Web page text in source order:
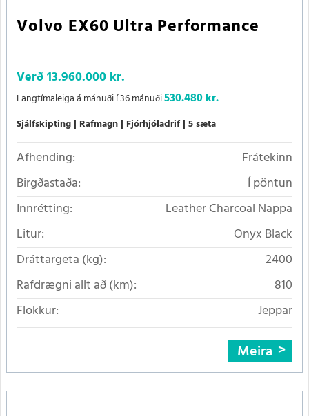
Volvo EX60 Ultra Performance
Verð13.960.000 kr.
Langtímaleiga á mánuði í 36 mánuði530.480 kr.
Sjálfskipting Rafmagn Fjórhjóladrif 5 sæta
Afhending:
Frátekinn
Birgðastaða:
Í pöntun
Innrétting:
Leather Charcoal Nappa
Litur:
Onyx Black
Dráttargeta (kg):
2400
Rafdrægni allt að (km):
810
Flokkur:
Jeppar
Meira